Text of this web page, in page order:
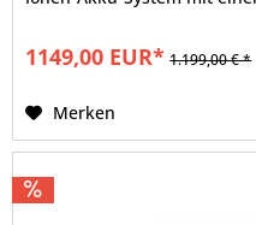
1149,00 EUR* 1.199,00 € *
Merken